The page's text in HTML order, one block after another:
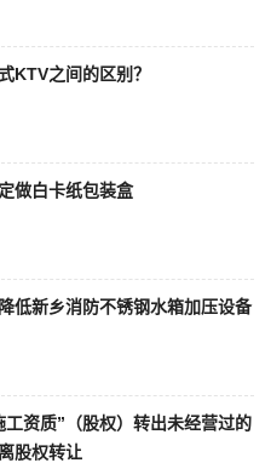
KTV之间的区别？
做白卡纸包装盒
低新乡消防不锈钢水箱加压设备
工资质”（股权）转出未经营过的
股权转让